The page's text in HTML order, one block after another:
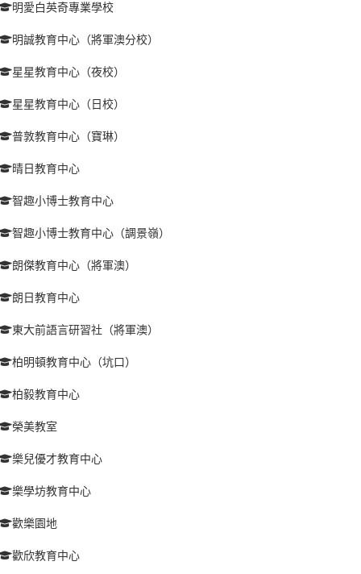
明愛白英奇專業學校
明誠教育中心（將軍澳分校）
星星教育中心（夜校）
星星教育中心（日校）
普敦教育中心（寶琳）
晴日教育中心
智趣小博士教育中心
智趣小博士教育中心（調景嶺）
朗傑教育中心（將軍澳）
朗日教育中心
東大前語言研習社（將軍澳）
柏明頓教育中心（坑口）
柏毅教育中心
榮美教室
樂兒優才教育中心
樂學坊教育中心
歡樂園地
歡欣教育中心